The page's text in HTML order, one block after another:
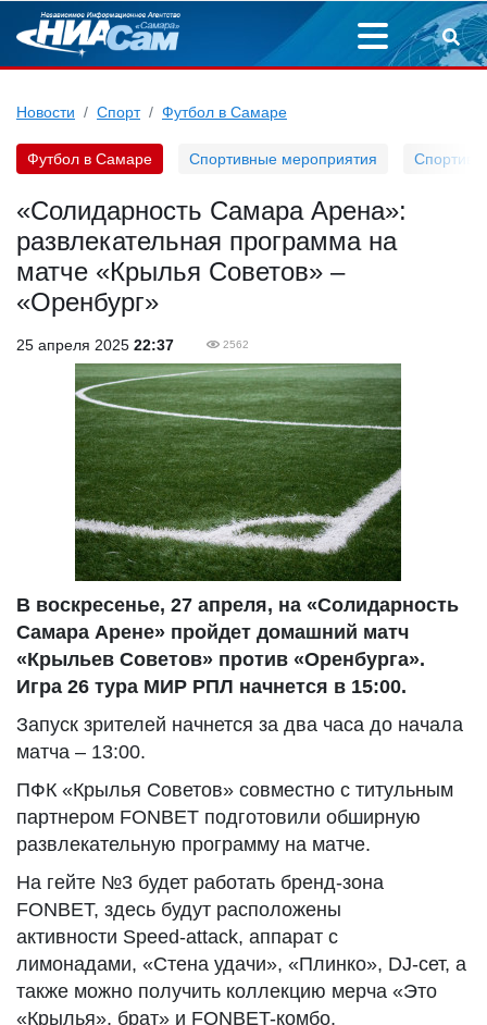
Новости Спорт Футбол в Самаре
Футбол в Самаре Спортивные мероприятия
«Солидарность Самара Арена»:
развлекательная программа на
матче «Крылья Советов» –
«Оренбург»
25 апреля 2025 22:37 2562
В воскресенье, 27 апреля, на «Солидарность
Самара Арене» пройдет домашний матч
«Крыльев Советов» против «Оренбурга».
Игра 26 тура МИР РПЛ начнется в 15:00.
Запуск зрителей начнется за два часа до начала
матча – 13:00.
ПФК «Крылья Советов» совместно с титульным
партнером FONBET подготовили обширную
развлекательную программу на матче.
На гейте №3 будет работать бренд-зона
FONBET, здесь будут расположены
активности Speed-attack, аппарат с
лимонадами, «Стена удачи», «Плинко», DJ-сет, а
также можно получить коллекцию мерча «Это
«Крылья», брат» и FONBET-комбо.